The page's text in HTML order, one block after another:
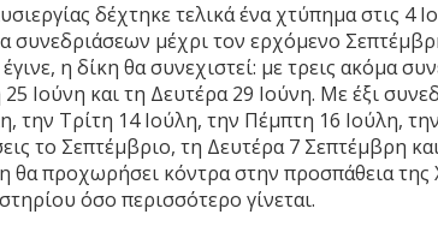
δέχτηκε τελικά ένα χτύπημα στις 4
μέχρι τον ερχόμενο
η δίκη θα συνεχιστεί: με τρεις ακόμα
Ιούνη και τη Δευτέρα 29 Ιούνη. Με έξι
την Τρίτη 14 Ιούλη, την Πέμπτη 16 Ιούλη,
το Σεπτέμβριο, τη Δευτέρα 7 Σεπτέμβρη
θα προχωρήσει κόντρα στην προσπάθεια
όσο περισσότερο γίνεται.